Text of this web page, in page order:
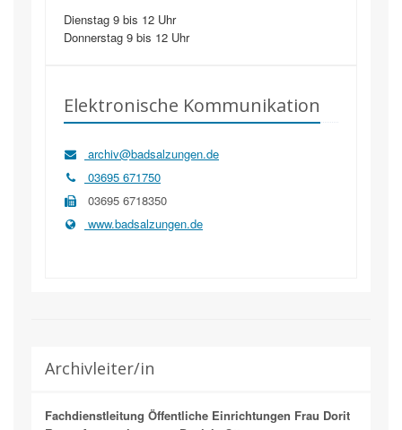
Dienstag 9 bis 12 Uhr
Donnerstag 9 bis 12 Uhr
Elektronische Kommunikation
archiv@badsalzungen.de
03695 671750
03695 6718350
www.badsalzungen.de
Archivleiter/in
Fachdienstleitung Öffentliche Einrichtungen Frau Dorit